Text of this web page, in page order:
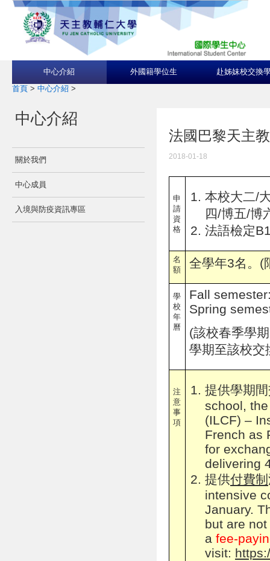
中心介紹 外國籍學位生 赴姊妹校交換
首頁 > 中心介紹 >
中心介紹
關於我們
中心成員
入境與防疫資訊專區
法國巴黎天主
2018-01-18
申
請
資
格
本校大二/
四/博五/博
法語檢定
名
額
全學年3名。(
學
校
年
曆
Fall
Spring
(該校春季學
學期至該校交
注
意
事
項
提供學期
school,
(ILCF) –
French as
for
delivering
提供付費制
intensive
January.
but are
a fee-
visit: